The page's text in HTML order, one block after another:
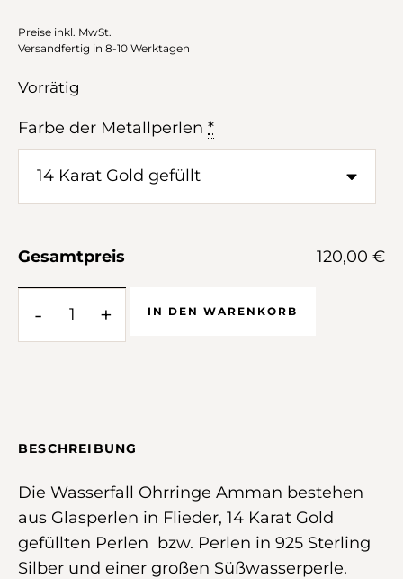
Preise inkl. MwSt.
Versandfertig in 8-10 Werktagen
Vorrätig
Farbe der Metallperlen *
Gesamtpreis 120,00 €
- + IN DEN WARENKORB
BESCHREIBUNG
Die Wasserfall Ohrringe Amman bestehen
aus Glasperlen in Flieder, 14 Karat Gold
gefüllten Perlen bzw. Perlen in 925 Sterling
Silber und einer großen Süßwasserperle.